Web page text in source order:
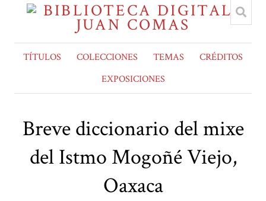
TÍTULOS COLECCIONES TEMAS
CRÉDITOS
EXPOSICIONES
Breve diccionario del mixe
del Istmo Mogoñé Viejo,
Oaxaca